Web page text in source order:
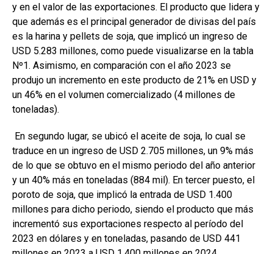
y en el valor de las exportaciones. El producto que lidera y
que además es el principal generador de divisas del país
es la harina y pellets de soja, que implicó un ingreso de
USD 5.283 millones, como puede visualizarse en la tabla
Nº1. Asimismo, en comparación con el año 2023 se
produjo un incremento en este producto de 21% en USD y
un 46% en el volumen comercializado (4 millones de
toneladas).
En segundo lugar, se ubicó el aceite de soja, lo cual se
traduce en un ingreso de USD 2.705 millones, un 9% más
de lo que se obtuvo en el mismo periodo del año anterior
y un 40% más en toneladas (884 mil). En tercer puesto, el
poroto de soja, que implicó la entrada de USD 1.400
millones para dicho periodo, siendo el producto que más
incrementó sus exportaciones respecto al período del
2023 en dólares y en toneladas, pasando de USD 441